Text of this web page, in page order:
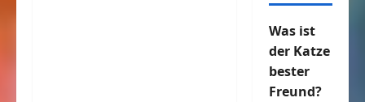
Was ist
der Katze
bester
Freund?